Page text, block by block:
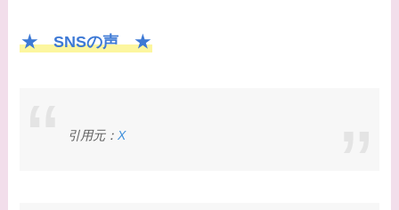
★ SNSの声 ★
引用元：X